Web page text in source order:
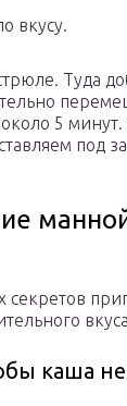
вкусу.
Туда
5
под
секретов
каша